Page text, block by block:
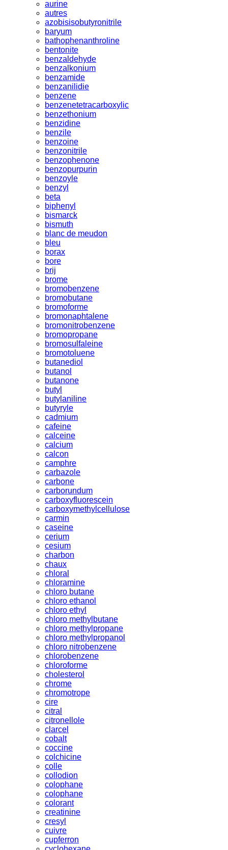
aurine
autres
azobisisobutyronitrile
baryum
bathophenanthroline
bentonite
benzaldehyde
benzalkonium
benzamide
benzanilidie
benzene
benzenetetracarboxylic
benzethonium
benzidine
benzile
benzoine
benzonitrile
benzophenone
benzopurpurin
benzoyle
benzyl
beta
biphenyl
bismarck
bismuth
blanc de meudon
bleu
borax
bore
brij
brome
bromobenzene
bromobutane
bromoforme
bromonaphtalene
bromonitrobenzene
bromopropane
bromosulfaleine
bromotoluene
butanediol
butanol
butanone
butyl
butylaniline
butyryle
cadmium
cafeine
calceine
calcium
calcon
camphre
carbazole
carbone
carborundum
carboxyfluorescein
carboxymethylcellulose
carmin
caseine
cerium
cesium
charbon
chaux
chloral
chloramine
chloro butane
chloro ethanol
chloro ethyl
chloro methylbutane
chloro methylpropane
chloro methylpropanol
chloro nitrobenzene
chlorobenzene
chloroforme
cholesterol
chrome
chromotrope
cire
citral
citronellole
clarcel
cobalt
coccine
colchicine
colle
collodion
colophane
colophane
colorant
creatinine
cresyl
cuivre
cupferron